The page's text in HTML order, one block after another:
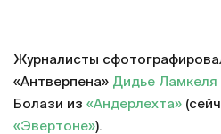
Журналисты
«Антверпена» Дидье Ламкеля
Болази из «Андерлехта»
«Эвертоне»).